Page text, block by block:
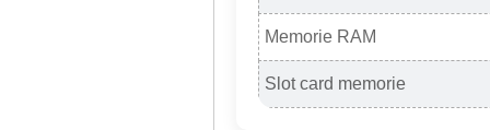
Memorie RAM
Slot card memorie